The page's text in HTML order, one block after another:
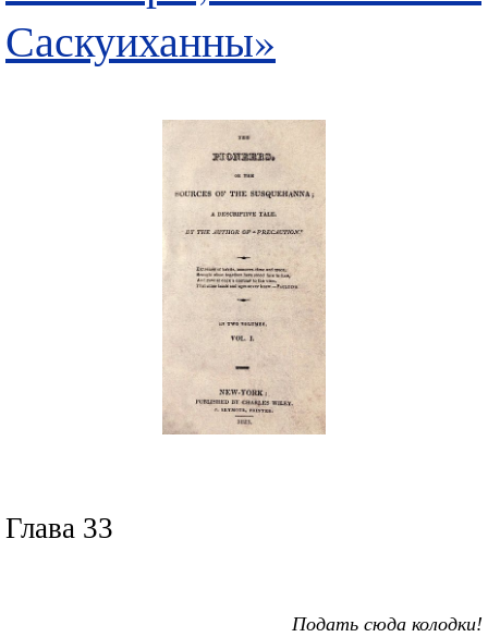
Саскуиханны»
Глава 33
Подать сюда колодки!